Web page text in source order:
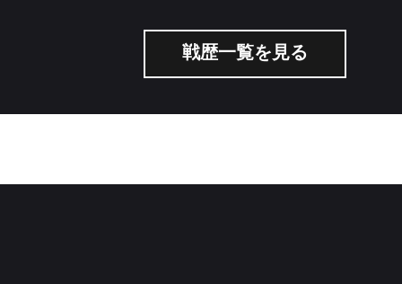
戦歴一覧を見る